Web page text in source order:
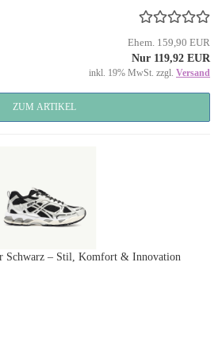
Ehem. 159,90 EUR
Nur 119,92 EUR
inkl. 19% MwSt. zzgl. Versand
ZUM ARTIKEL
Schwarz – Stil, Komfort & Innovation